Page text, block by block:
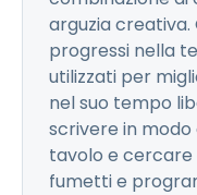
arguzia
progressi nella
utilizzati per
nel suo tempo
scrivere in
tavolo e
fumetti e